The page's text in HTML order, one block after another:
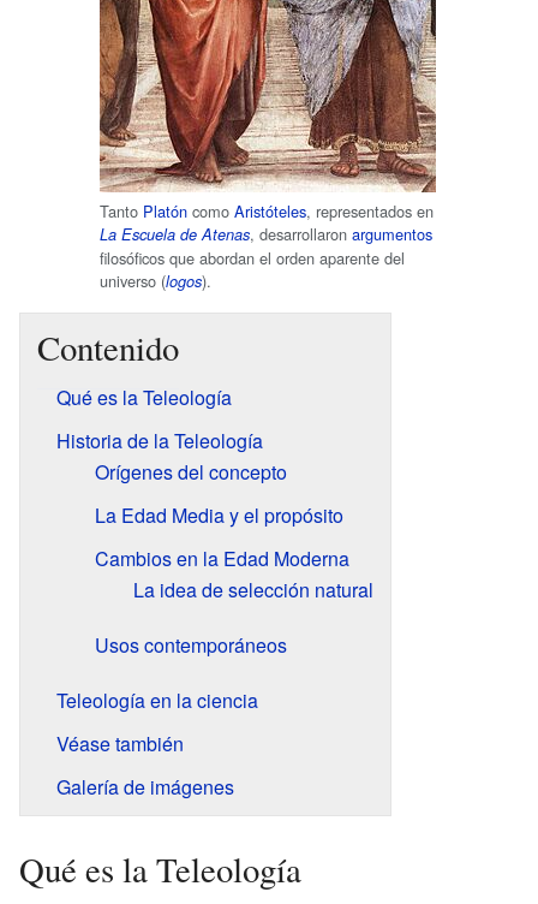
Tanto Platón como Aristóteles, representados en
La Escuela de Atenas, desarrollaron argumentos
filosóficos que abordan el orden aparente del
universo (logos).
Contenido
Qué es la Teleología
Historia de la Teleología
Orígenes del concepto
La Edad Media y el propósito
Cambios en la Edad Moderna
La idea de selección natural
Usos contemporáneos
Teleología en la ciencia
Véase también
Galería de imágenes
Qué es la Teleología